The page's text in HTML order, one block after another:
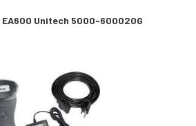
Unitech 5000-600020G